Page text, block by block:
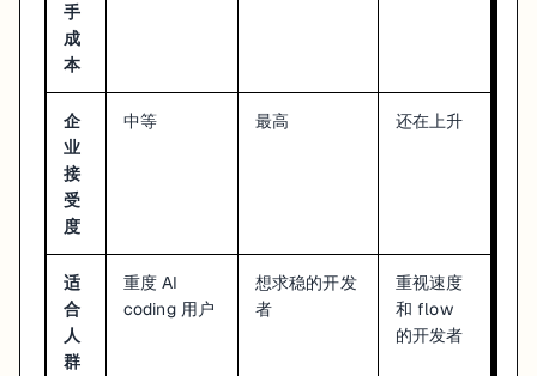
手
成
本
企
业
接
受
度
中等 最高 还在上升
适
合
人
群
重度 AI
coding 用户
想求稳的开发
者
重视速度
和 flow
的开发者